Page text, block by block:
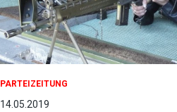
PARTEIZEITUNG
14.05.2019